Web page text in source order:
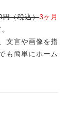
円（税込）3ヶ月
文言や画像を指
も簡単にホーム